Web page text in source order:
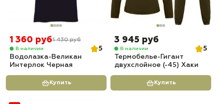
1 360 руб1 430 руб
В наличии
5
Водолазка-Великан
Интерлок Черная
Купить
3 945 руб
В наличии
5
Термобелье-Гигант
двухслойное (-45) Хаки
Купить